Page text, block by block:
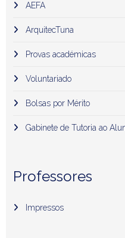
AEFA
ArquitecTuna
Provas académicas
Voluntariado
Bolsas por Mérito
Gabinete de Tutoria ao
Professores
Impressos